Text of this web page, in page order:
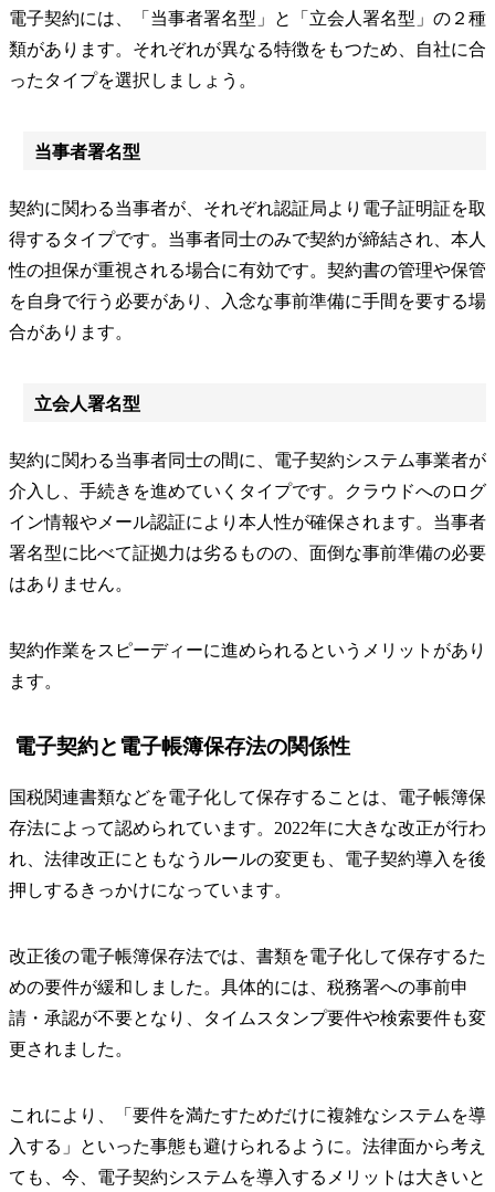
電子契約には、「当事者署名型」と「立会人署名型」の２種
類があります。それぞれが異なる特徴をもつため、自社に合
ったタイプを選択しましょう。
当事者署名型
契約に関わる当事者が、それぞれ認証局より電子証明証を取
得するタイプです。当事者同士のみで契約が締結され、本人
性の担保が重視される場合に有効です。契約書の管理や保管
を自身で行う必要があり、入念な事前準備に手間を要する場
合があります。
立会人署名型
契約に関わる当事者同士の間に、電子契約システム事業者が
介入し、手続きを進めていくタイプです。クラウドへのログ
イン情報やメール認証により本人性が確保されます。当事者
署名型に比べて証拠力は劣るものの、面倒な事前準備の必要
はありません。
契約作業をスピーディーに進められるというメリットがあり
ます。
電子契約と電子帳簿保存法の関係性
国税関連書類などを電子化して保存することは、電子帳簿保
存法によって認められています。2022年に大きな改正が行わ
れ、法律改正にともなうルールの変更も、電子契約導入を後
押しするきっかけになっています。
改正後の電子帳簿保存法では、書類を電子化して保存するた
めの要件が緩和しました。具体的には、税務署への事前申
請・承認が不要となり、タイムスタンプ要件や検索要件も変
更されました。
これにより、「要件を満たすためだけに複雑なシステムを導
入する」といった事態も避けられるように。法律面から考え
ても、今、電子契約システムを導入するメリットは大きいと